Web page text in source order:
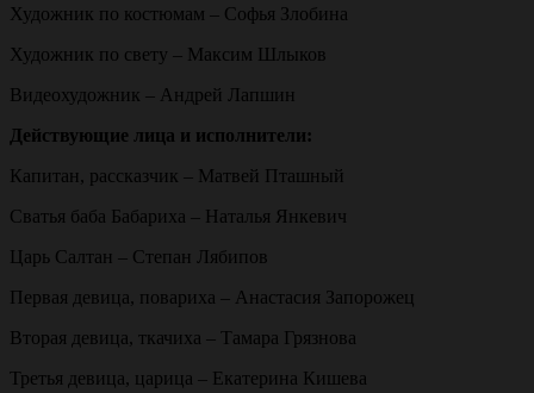
Художник по костюмам – Софья Злобина
Художник по свету – Максим Шлыков
Видеохудожник – Андрей Лапшин
Действующие лица и исполнители:
Капитан, рассказчик – Матвей Пташный
Сватья баба Бабариха – Наталья Янкевич
Царь Салтан – Степан Лябипов
Первая девица, повариха – Анастасия Запорожец
Вторая девица, ткачиха – Тамара Грязнова
Третья девица, царица – Екатерина Кишева